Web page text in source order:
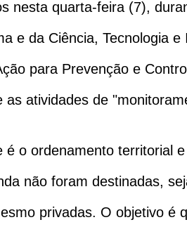
nesta quarta-feira (7),
e da Ciência, Tecnologia
para Prevenção e
atividades de
é o ordenamento territorial
não foram destinadas,
privadas. O objetivo